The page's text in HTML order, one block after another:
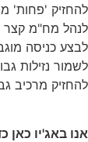
להחזיק 'פחות'
לנהל מח"מ קצר
לבצע כניסה
לשמור נזילות
להחזיק מרכיב
אנו באג'יו כאן